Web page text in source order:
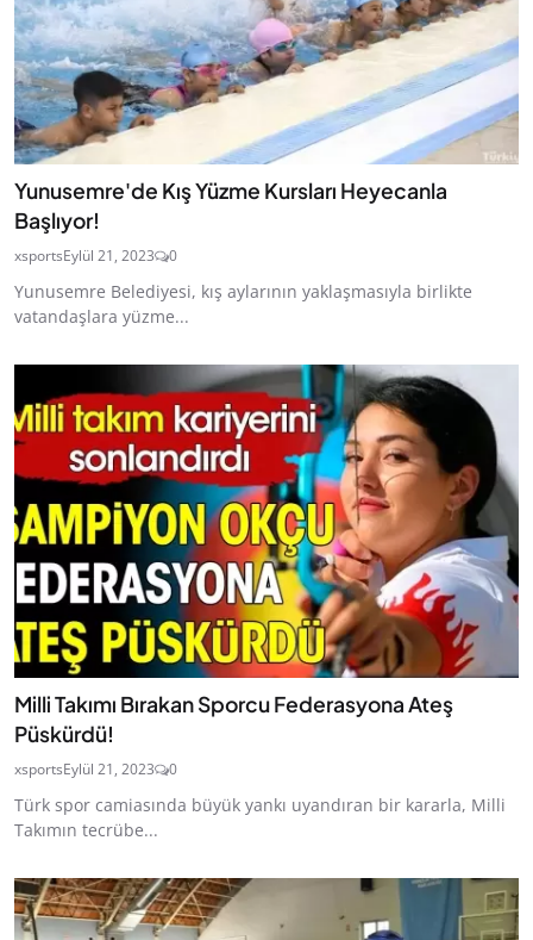
Yunusemre'de Kış Yüzme Kursları Heyecanla
Başlıyor!
xsportsEylül 21, 2023 0
Yunusemre Belediyesi, kış aylarının yaklaşmasıyla birlikte
vatandaşlara yüzme...
Milli Takımı Bırakan Sporcu Federasyona Ateş
Püskürdü!
xsportsEylül 21, 2023 0
Türk spor camiasında büyük yankı uyandıran bir kararla, Milli
Takımın tecrübe...